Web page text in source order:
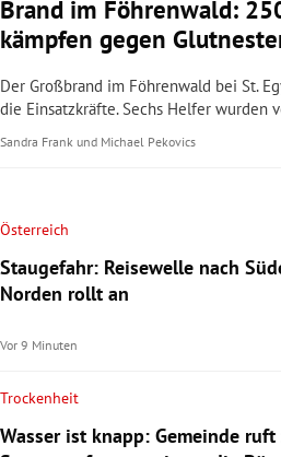
Brand im Föhrenwald:
kämpfen gegen
Der Großbrand im Föhrenwald bei St.
die Einsatzkräfte. Sechs Helfer wurden
Sandra Frank und Michael Pekovics
Österreich
Staugefahr: Reisewelle nach
Norden rollt an
Vor 9 Minuten
Trockenheit
Wasser ist knapp: Gemeinde ruft